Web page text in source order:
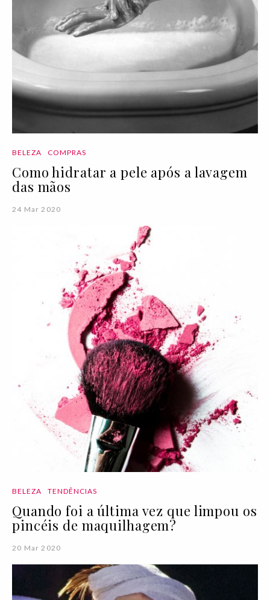
BELEZA COMPRAS
Como hidratar a pele após a lavagem
das mãos
24 Mar 2020
BELEZA TENDÊNCIAS
Quando foi a última vez que limpou os
pincéis de maquilhagem?
20 Mar 2020